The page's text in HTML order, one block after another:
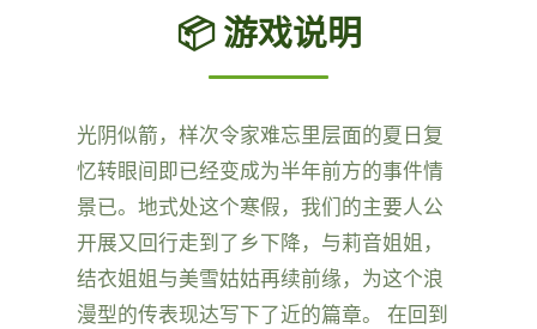
📦 游戏说明
光阴似箭，样次令家难忘里层面的夏日复
忆转眼间即已经变成为半年前方的事件情
景已。地式处这个寒假，我们的主要人公
开展又回行走到了乡下降，与莉音姐姐，
结衣姐姐与美雪姑姑再续前缘，为这个浪
漫型的传表现达写下了近的篇章。 在回到